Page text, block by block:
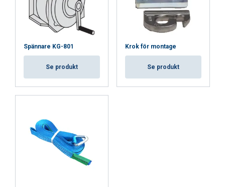
Spännare KG-801
Se produkt
Krok för montage
Se produkt
VISA DETALJER